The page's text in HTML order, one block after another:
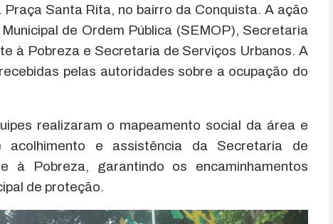
Santa Rita, no bairro da Conquista. A ação
de Ordem Pública (SEMOP), Secretaria
à Pobreza e Secretaria de Serviços Urbanos. A
pelas autoridades sobre a ocupação do
realizaram o mapeamento social da área e
e assistência da Secretaria de
à Pobreza, garantindo os encaminhamentos
de proteção.